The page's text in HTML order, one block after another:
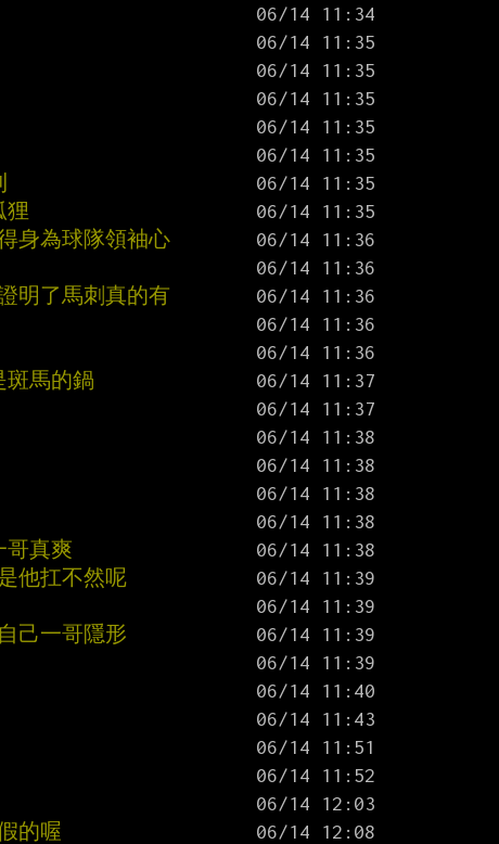
狸
身為球隊領袖心
明了馬刺真的有
馬的鍋
真爽
他扛不然呢
己一哥隱形
的喔